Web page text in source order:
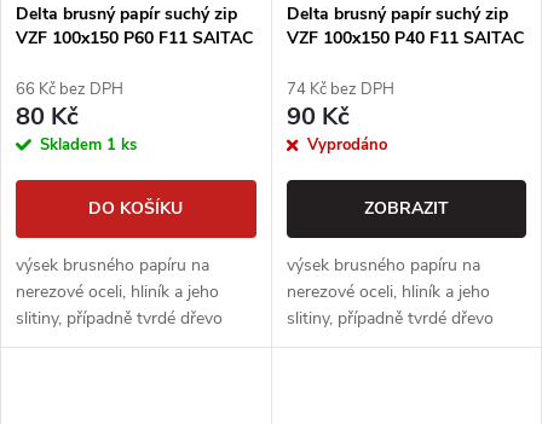
Delta brusný papír suchý zip
VZF 100x150 P60 F11 SAITAC
66 Kč bez DPH
80 Kč
Skladem 1 ks
DO KOŠÍKU
výsek brusného papíru na
nerezové oceli, hliník a jeho
slitiny, případně tvrdé dřevo
Delta brusný papír suchý zip
VZF 100x150 P40 F11 SAITAC
74 Kč bez DPH
90 Kč
Vyprodáno
ZOBRAZIT
výsek brusného papíru na
nerezové oceli, hliník a jeho
slitiny, případně tvrdé dřevo